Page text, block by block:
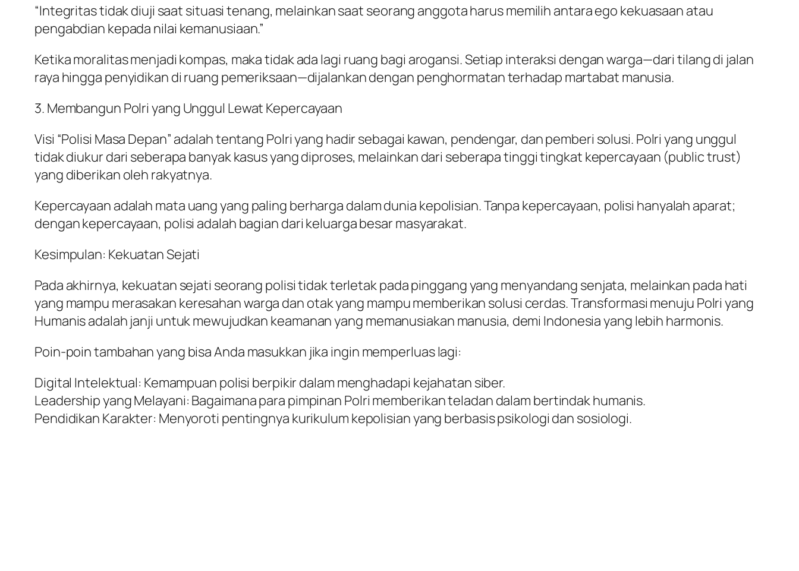
“Integritas tidak diuji saat situasi tenang, melainkan saat seorang anggota harus memilih antara ego kekuasaan atau
pengabdian kepada nilai kemanusiaan.”
Ketika moralitas menjadi kompas, maka tidak ada lagi ruang bagi arogansi. Setiap interaksi dengan warga—dari tilang di jalan
raya hingga penyidikan di ruang pemeriksaan—dijalankan dengan penghormatan terhadap martabat manusia.
3. Membangun Polri yang Unggul Lewat Kepercayaan
Visi “Polisi Masa Depan” adalah tentang Polri yang hadir sebagai kawan, pendengar, dan pemberi solusi. Polri yang unggul
tidak diukur dari seberapa banyak kasus yang diproses, melainkan dari seberapa tinggi tingkat kepercayaan (public trust)
yang diberikan oleh rakyatnya.
Kepercayaan adalah mata uang yang paling berharga dalam dunia kepolisian. Tanpa kepercayaan, polisi hanyalah aparat;
dengan kepercayaan, polisi adalah bagian dari keluarga besar masyarakat.
Kesimpulan: Kekuatan Sejati
Pada akhirnya, kekuatan sejati seorang polisi tidak terletak pada pinggang yang menyandang senjata, melainkan pada hati
yang mampu merasakan keresahan warga dan otak yang mampu memberikan solusi cerdas. Transformasi menuju Polri yang
Humanis adalah janji untuk mewujudkan keamanan yang memanusiakan manusia, demi Indonesia yang lebih harmonis.
Poin-poin tambahan yang bisa Anda masukkan jika ingin memperluas lagi:
Digital Intelektual: Kemampuan polisi berpikir dalam menghadapi kejahatan siber.
Leadership yang Melayani: Bagaimana para pimpinan Polri memberikan teladan dalam bertindak humanis.
Pendidikan Karakter: Menyoroti pentingnya kurikulum kepolisian yang berbasis psikologi dan sosiologi.